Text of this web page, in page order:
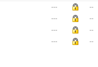
---
--
---
--
---
--
--- --